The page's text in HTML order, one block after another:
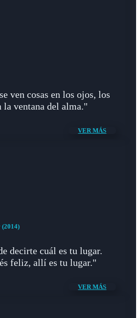
ven cosas en los ojos, los
la ventana del alma."
VER MÁS
decirte cuál es tu lugar.
feliz, allí es tu lugar."
VER MÁS